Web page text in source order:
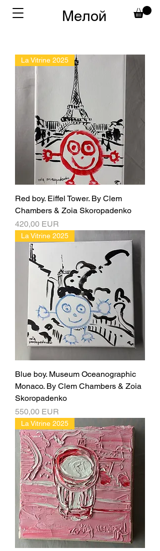
Мелой
La Vitrine 2025
Red boy. Eiffel Tower. By Clem
Chambers & Zoia Skoropadenko
Ціна
420,00 EUR
La Vitrine 2025
Blue boy. Museum Oceanographic
Monaco. By Clem Chambers & Zoia
Skoropadenko
Ціна
550,00 EUR
La Vitrine 2025